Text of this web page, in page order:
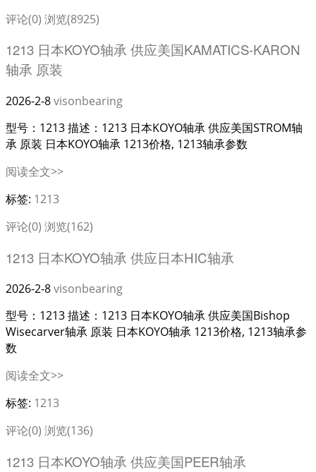
评论(0) 浏览(8925)
1213 日本KOYO轴承 供应美国KAMATICS-KARON
轴承 原装
2026-2-8visonbearing
型号：1213 描述：1213 日本KOYO轴承 供应美国STROM轴
承 原装 日本KOYO轴承 1213价格, 1213轴承参数
阅读全文>>
标签: 1213
评论(0) 浏览(162)
1213 日本KOYO轴承 供应日本HIC轴承
2026-2-8visonbearing
型号：1213 描述：1213 日本KOYO轴承 供应美国Bishop
Wisecarver轴承 原装 日本KOYO轴承 1213价格, 1213轴承参
数
阅读全文>>
标签: 1213
评论(0) 浏览(136)
1213 日本KOYO轴承 供应美国PEER轴承